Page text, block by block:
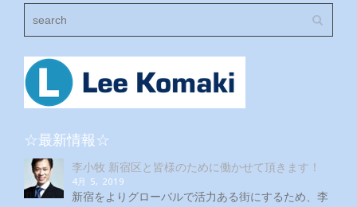
☆最新情報☆
李小牧 新宿区と皆様のために働かせて頂きます！
4月 5, 2019
新宿をよりグローバルで活力ある街にするため、李